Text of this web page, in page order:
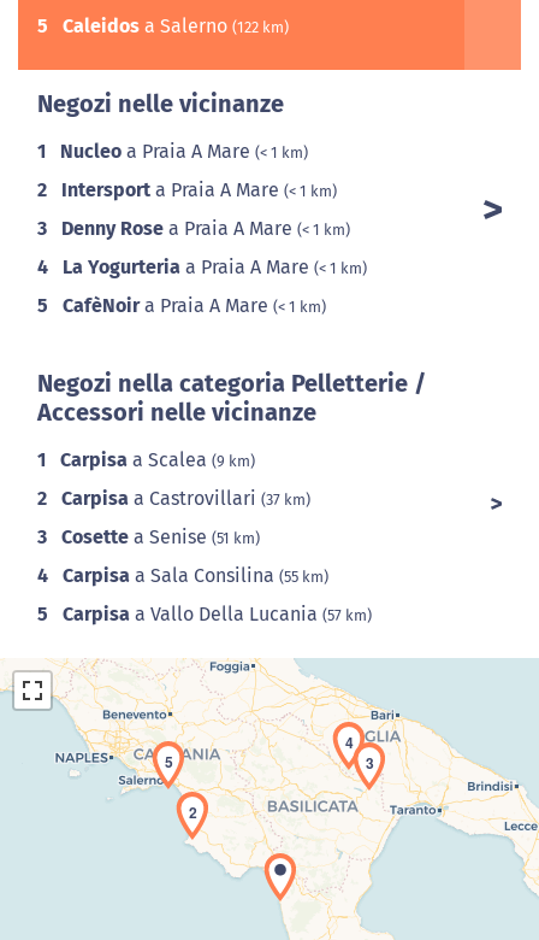
5 Caleidos a Salerno (122 km)
Negozi nelle vicinanze
1 Nucleo a Praia A Mare (< 1 km)
2 Intersport a Praia A Mare (< 1 km)
3 Denny Rose a Praia A Mare (< 1 km)
4 La Yogurteria a Praia A Mare (< 1 km)
5 CafèNoira Praia A Mare (< 1 km)
Negozi nella categoria Pelletterie /
Accessori nelle vicinanze
1 Carpisa a Scalea (9 km)
2 Carpisa a Castrovillari (37 km)
3 Cosette a Senise (51 km)
4 Carpisa a Sala Consilina (55 km)
5 Carpisa a Vallo Della Lucania (57 km)
Caricamento della carta in corso...
2
3
4
5